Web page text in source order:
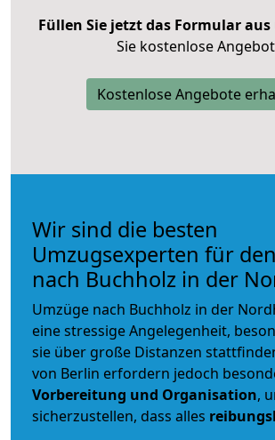
Füllen Sie jetzt das Formular aus
Sie kostenlose
Kostenlose Angebote
Wir sind die besten
Umzugsexperten für
nach Buchholz in der
Umzüge nach Buchholz in der
eine stressige Angelegenheit,
sie über große Distanzen
von Berlin erfordern jedoch
Vorbereitung und Organisation,
sicherzustellen, dass alles